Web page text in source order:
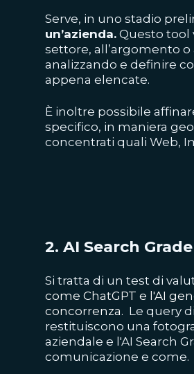
Serve, in uno stadio
un’azienda. Questo tool
settore, all’argomento o
analizzando e definire
appena elencate.
È inoltre possibile
specifico, in maniera
concentrati quali Web,
2. AI Search
Si tratta di un test di
come ChatGPT e l'AI
concorrenza. Le query
restituiscono una
aziendale e l'AI Search
comunicazione e come.